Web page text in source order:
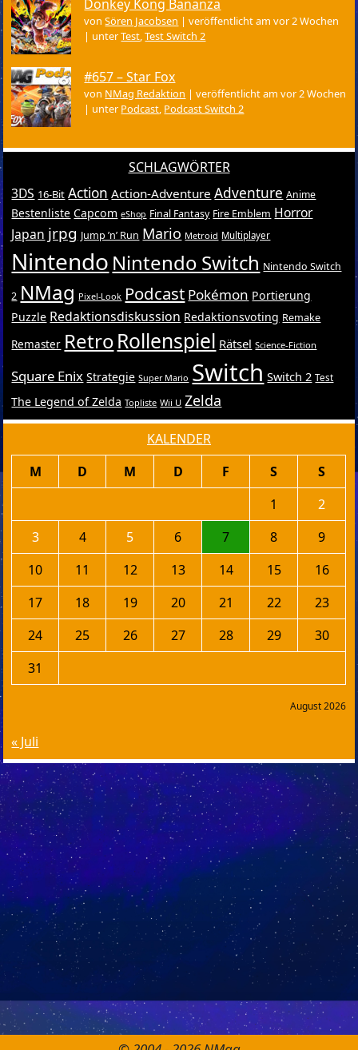
Donkey Kong Bananza
vonSören Jacobsen |veröffentlicht am vor 2 Wochen
| unterTest,Test Switch 2
#657 – Star Fox
von NMag Redaktion |veröffentlicht am vor 2 Wochen
| unter Podcast, Podcast Switch 2
SCHLAGWÖRTER
3DS 16-Bit Action Action-Adventure Adventure Anime
Bestenliste Capcom eShop Final Fantasy Fire Emblem Horror
Japan jrpg Jump ’n’ Run Mario Metroid Multiplayer
Nintendo Nintendo Switch Nintendo Switch
2 NMag Pixel-Look Podcast Pokémon Portierung
Puzzle Redaktionsdiskussion Redaktionsvoting Remake
Remaster RetroRollenspiel Rätsel Science-Fiction
Square Enix Strategie Super Mario Switch Switch 2 Test
The Legend of Zelda Topliste Wii U Zelda
KALENDER
August 2026
M D M D F S
S
1
2
3
4 5 6 7 8
9
10
11 12 13 14 15
16
17
18 19 20 21 22
23
24
25 26 27 28 29
30
31
« Juli